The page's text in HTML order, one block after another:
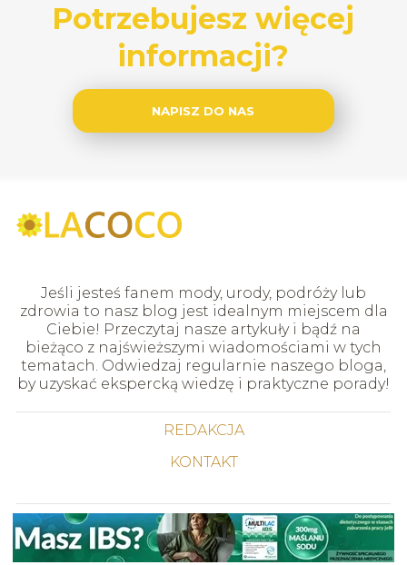
Potrzebujesz więcej
informacji?
NAPISZ DO NAS
Jeśli jesteś fanem mody, urody, podróży lub
zdrowia to nasz blog jest idealnym miejscem dla
Ciebie! Przeczytaj nasze artykuły i bądź na
bieżąco z najświeższymi wiadomościami w tych
tematach. Odwiedzaj regularnie naszego bloga,
by uzyskać ekspercką wiedzę i praktyczne porady!
REDAKCJA
KONTAKT